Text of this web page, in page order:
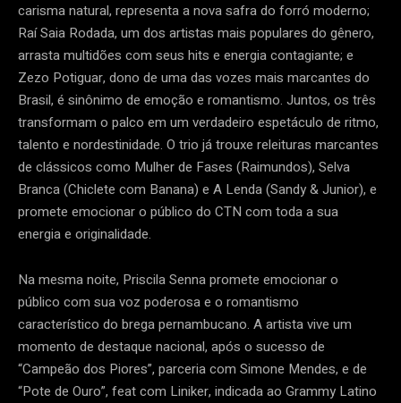
carisma natural, representa a nova safra do forró moderno;
Raí Saia Rodada, um dos artistas mais populares do gênero,
arrasta multidões com seus hits e energia contagiante; e
Zezo Potiguar, dono de uma das vozes mais marcantes do
Brasil, é sinônimo de emoção e romantismo. Juntos, os três
transformam o palco em um verdadeiro espetáculo de ritmo,
talento e nordestinidade. O trio já trouxe releituras marcantes
de clássicos como Mulher de Fases (Raimundos), Selva
Branca (Chiclete com Banana) e A Lenda (Sandy & Junior), e
promete emocionar o público do CTN com toda a sua
energia e originalidade.
Na mesma noite, Priscila Senna promete emocionar o
público com sua voz poderosa e o romantismo
característico do brega pernambucano. A artista vive um
momento de destaque nacional, após o sucesso de
“Campeão dos Piores”, parceria com Simone Mendes, e de
“Pote de Ouro”, feat com Liniker, indicada ao Grammy Latino